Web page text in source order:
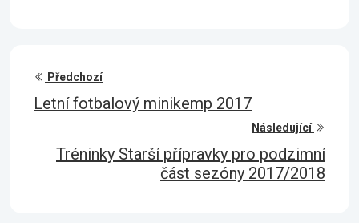
Předchozí
Letní fotbalový minikemp 2017
Následující
Tréninky Starší přípravky pro podzimní
část sezóny 2017/2018